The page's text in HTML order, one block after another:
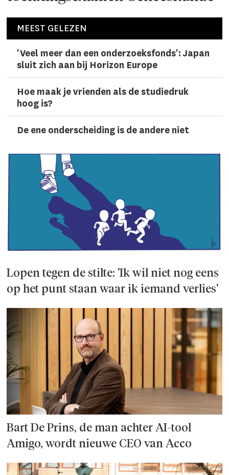
MEEST GELEZEN
'Veel meer dan een onderzoeks­fonds': Japan
sluit zich aan bij Horizon Europe
Hoe maak je vrienden als de studiedruk
hoog is?
De ene onderscheiding is de andere niet
Lopen tegen de stilte: 'Ik wil niet nog eens
op het punt staan waar ik iemand verlies'
Bart De Prins, de man achter AI-tool
Amigo, wordt nieuwe CEO van Acco